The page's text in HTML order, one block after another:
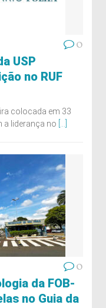
0
USP
no RUF
colocada em 33
a liderança no
0
da FOB-
no Guia da